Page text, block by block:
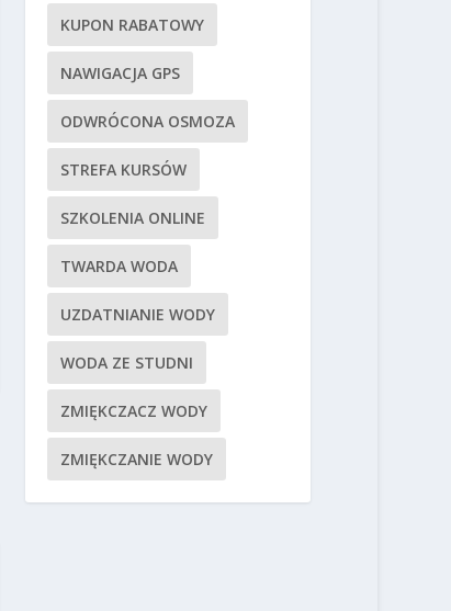
KUPON RABATOWY
NAWIGACJA GPS
ODWRÓCONA OSMOZA
STREFA KURSÓW
SZKOLENIA ONLINE
TWARDA WODA
UZDATNIANIE WODY
WODA ZE STUDNI
ZMIĘKCZACZ WODY
ZMIĘKCZANIE WODY